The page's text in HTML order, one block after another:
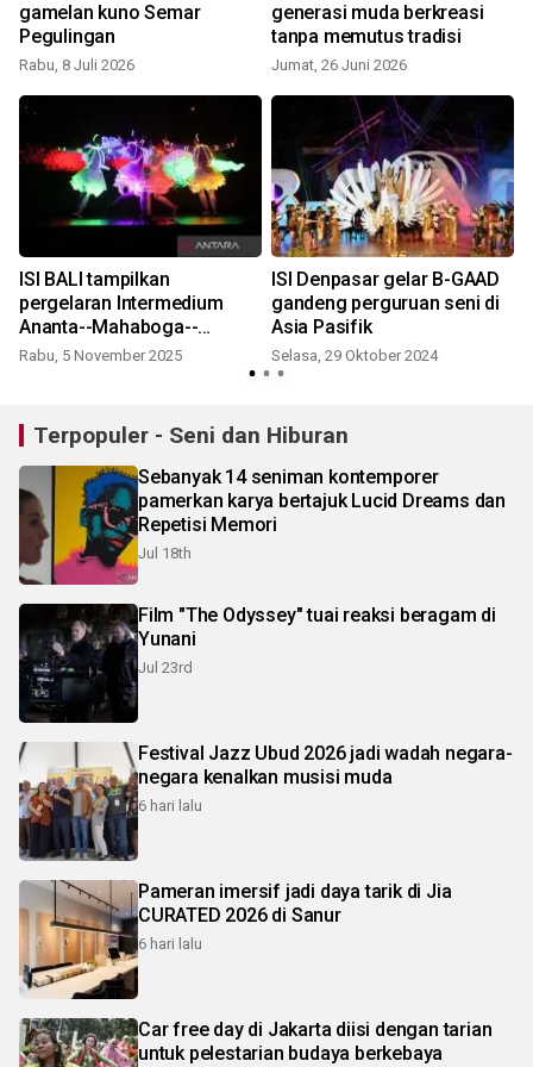
gamelan kuno Semar
Pegulingan
Rabu, 8 Juli 2026
generasi muda berkreasi
tanpa memutus tradisi
Jumat, 26 Juni 2026
ISI BALI tampilkan
pergelaran Intermedium
Ananta--Mahaboga--
Anantya
Rabu, 5 November 2025
ISI Denpasar gelar B-GAAD
gandeng perguruan seni di
Asia Pasifik
Selasa, 29 Oktober 2024
Terpopuler - Seni dan Hiburan
Sebanyak 14 seniman kontemporer
pamerkan karya bertajuk Lucid Dreams dan
Repetisi Memori
Jul 18th
Film "The Odyssey" tuai reaksi beragam di
Yunani
Jul 23rd
Festival Jazz Ubud 2026 jadi wadah negara-
negara kenalkan musisi muda
6 hari lalu
Pameran imersif jadi daya tarik di Jia
CURATED 2026 di Sanur
6 hari lalu
Car free day di Jakarta diisi dengan tarian
untuk pelestarian budaya berkebaya